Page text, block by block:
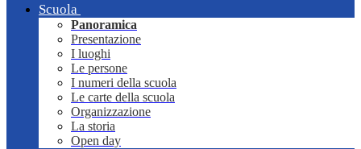
Scuola
Panoramica
Presentazione
I luoghi
Le persone
I numeri della scuola
Le carte della scuola
Organizzazione
La storia
Open day